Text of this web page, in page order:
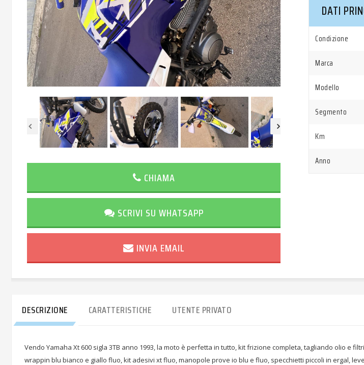
CHIAMA
SCRIVI SU WHATSAPP
INVIA EMAIL
DATI
Condizione
Marca
Modello
Segmento
Km
Anno
DESCRIZIONE CARATTERISTICHE UTENTE PRIVATO
Vendo Yamaha Xt 600 sigla 3TB anno 1993, la moto è perfetta in tutto, kit frizione completa, tagliando olio e
wrappin blu bianco e giallo fluo, kit adesivi xt fluo, manopole prove io blu e fluo, specchietti piccoli in ergal,